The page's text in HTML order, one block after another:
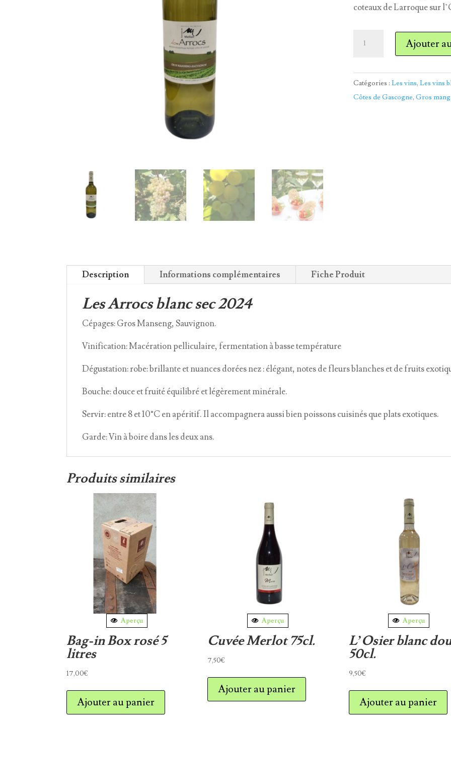
coteaux de Larroque sur
Arrocs
blanc
Ajouter
Catégories : Les vins, Les vins
Côtes de Gascogne, Gros
Description Informations complémentaires Fiche Produit
Les Arrocs blanc sec 2024
Cépages: Gros Manseng, Sauvignon.
Vinification: Macération pelliculaire, fermentation à basse température
Dégustation: robe: brillante et nuances dorées nez : élégant, notes de fleurs blanches et de fruits
Bouche: douce et fruité équilibré et légèrement minérale.
Servir: entre 8 et 10°C en apéritif. Il accompagnera aussi bien poissons cuisinés que plats exotiques.
Garde: Vin à boire dans les deux ans.
Produits similaires
Aperçu
Bag-in Box rosé 5
litres
17,00€
Ajouter au panier
Aperçu
Cuvée Merlot 75cl.
7,50€
Ajouter au panier
Aperçu
L’Osier blanc
50cl.
9,50€
Ajouter au panier